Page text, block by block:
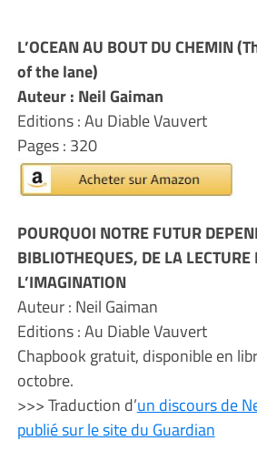
L’OCEAN AU BOUT DU CHEMIN
of the lane)
Auteur : Neil Gaiman
Editions : Au Diable Vauvert
Pages : 320
POURQUOI NOTRE FUTUR
BIBLIOTHEQUES, DE LA LECTURE
L’IMAGINATION
Auteur : Neil Gaiman
Editions : Au Diable Vauvert
Chapbook gratuit, disponible en
octobre.
>>> Traduction d’un discours de
publié sur le site du Guardian